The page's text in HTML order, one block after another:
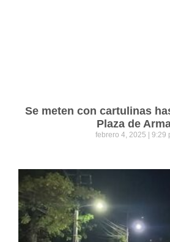
Se meten con cartulinas
Plaza de
febrero 4, 2025 9:29